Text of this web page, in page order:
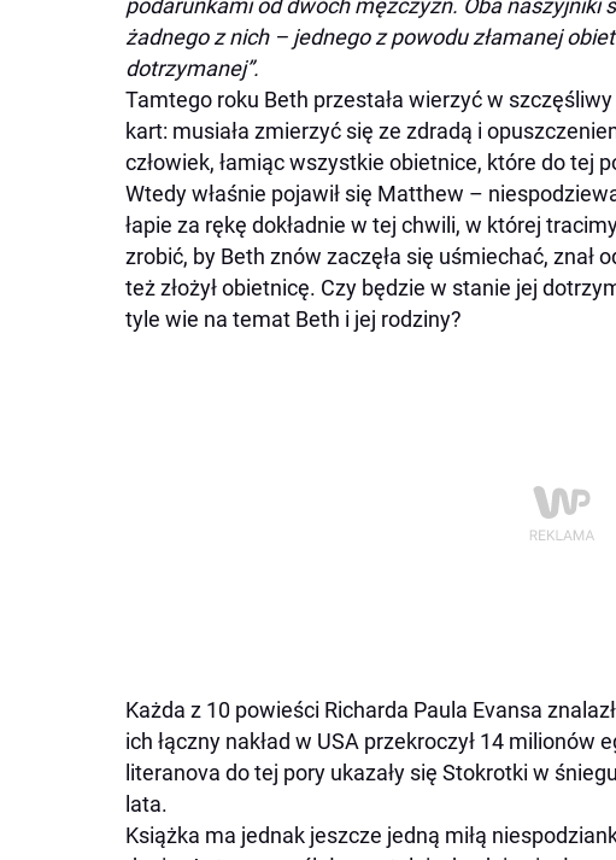
podarunkami od dwóch mężczyzn. Oba naszyjniki
żadnego z nich – jednego z powodu złamanej
dotrzymanej”.
Tamtego roku Beth przestała wierzyć w
kart: musiała zmierzyć się ze zdradą i
człowiek, łamiąc wszystkie obietnice, które do tej
Wtedy właśnie pojawił się Matthew –
łapie za rękę dokładnie w tej chwili, w której
zrobić, by Beth znów zaczęła się uśmiechać, znał
też złożył obietnicę. Czy będzie w stanie jej
tyle wie na temat Beth i jej rodziny?
Każda z 10 powieści Richarda Paula Evansa
ich łączny nakład w USA przekroczył 14
literanova do tej pory ukazały się Stokrotki w
lata.
Książka ma jednak jeszcze jedną miłą